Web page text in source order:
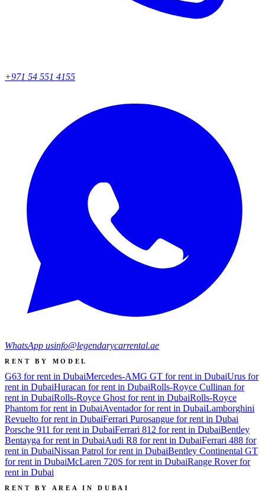
+971 54 551 4155
WhatsApp usinfo@legendarycarrental.ae
RENT BY MODEL
G63 for rent in DubaiMercedes-AMG GT for rent in DubaiUrus for
rent in DubaiHuracan for rent in DubaiRolls-Royce Cullinan for
rent in DubaiRolls-Royce Ghost for rent in DubaiRolls-Royce
Phantom for rent in DubaiAventador for rent in DubaiLamborghini
Revuelto for rent in DubaiFerrari Purosangue for rent in Dubai
Porsche 911 for rent in DubaiFerrari 812 for rent in DubaiBentley
Bentayga for rent in DubaiAudi R8 for rent in DubaiFerrari 488 for
rent in DubaiNissan Patrol for rent in DubaiBentley Continental GT
for rent in DubaiMcLaren 720S for rent in DubaiRange Rover for
rent in Dubai
RENT BY AREA IN DUBAI